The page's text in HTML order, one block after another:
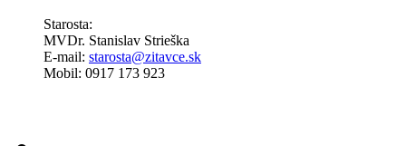
Starosta:
MVDr. Stanislav Strieška
E-mail: starosta@zitavce.sk
Mobil: 0917 173 923